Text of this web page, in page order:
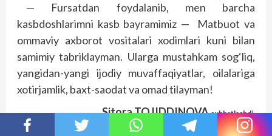
— Fursatdan foydalanib, men barcha
kasbdoshlarimni kasb bayramimiz — Matbuot va
ommaviy axborot vositalari xodimlari kuni bilan
samimiy tabriklayman. Ularga mustahkam sog‘liq,
yangidan-yangi ijodiy muvaffaqiyatlar, oilalariga
xotirjamlik, baxt-saodat va omad tilayman!
Sitora TOJIDDINOVAsuhbatlashdi.